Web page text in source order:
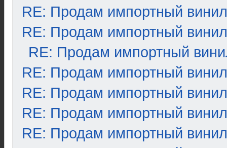
RE: Продам импортный винил
RE: Продам импортный винил
RE: Продам импортный
RE: Продам импортный винил
RE: Продам импортный винил
RE: Продам импортный винил
RE: Продам импортный винил